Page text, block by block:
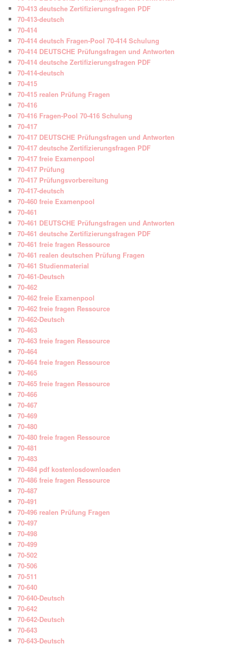
70-413 deutsche Zertifizierungsfragen PDF
70-413-deutsch
70-414
70-414 deutsch Fragen-Pool 70-414 Schulung
70-414 DEUTSCHE Prüfungsfragen und Antworten
70-414 deutsche Zertifizierungsfragen PDF
70-414-deutsch
70-415
70-415 realen Prüfung Fragen
70-416
70-416 Fragen-Pool 70-416 Schulung
70-417
70-417 DEUTSCHE Prüfungsfragen und Antworten
70-417 deutsche Zertifizierungsfragen PDF
70-417 freie Examenpool
70-417 Prüfung
70-417 Prüfungsvorbereitung
70-417-deutsch
70-460 freie Examenpool
70-461
70-461 DEUTSCHE Prüfungsfragen und Antworten
70-461 deutsche Zertifizierungsfragen PDF
70-461 freie fragen Ressource
70-461 realen deutschen Prüfung Fragen
70-461 Studienmaterial
70-461-Deutsch
70-462
70-462 freie Examenpool
70-462 freie fragen Ressource
70-462-Deutsch
70-463
70-463 freie fragen Ressource
70-464
70-464 freie fragen Ressource
70-465
70-465 freie fragen Ressource
70-466
70-467
70-469
70-480
70-480 freie fragen Ressource
70-481
70-483
70-484 pdf kostenlosdownloaden
70-486 freie fragen Ressource
70-487
70-491
70-496 realen Prüfung Fragen
70-497
70-498
70-499
70-502
70-506
70-511
70-640
70-640-Deutsch
70-642
70-642-Deutsch
70-643
70-643-Deutsch